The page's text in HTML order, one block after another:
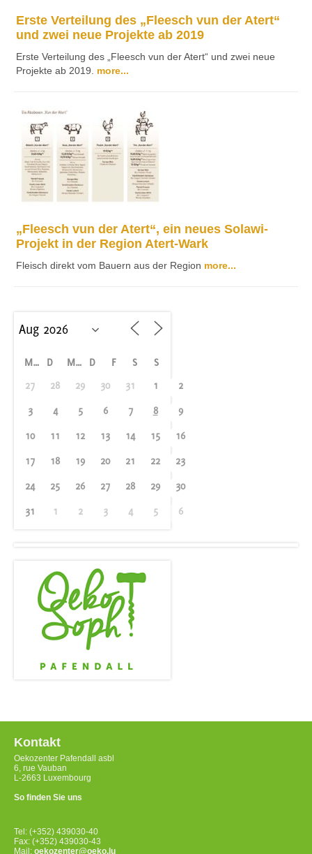
Erste Verteilung des „Fleesch vun der Atert“
und zwei neue Projekte ab 2019
Erste Verteilung des „Fleesch vun der Atert“ und zwei neue
Projekte ab 2019. more...
„Fleesch vun der Atert“, ein neues Solawi-
Projekt in der Region Atert-Wark
Fleisch direkt vom Bauern aus der Region more...
M D M D F S
S
27
28 29 30 31 1 2
3 4 5 6 7 8 9
10 11 12 13 14 15 16
17 18 19 20 21 22 23
24 25 26 27 28 29 30
31 1 2 3 4 5 6
Kontakt
Oekozenter Pafendall asbl
6, rue Vauban
L-2663 Luxembourg
So finden Sie uns
Tel: (+352) 439030-40
Fax: (+352) 439030-43
Mail: oekozenter@oeko.lu